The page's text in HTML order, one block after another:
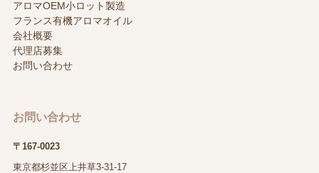
アロマOEM小ロット製造
フランス有機アロマオイル
会社概要
代理店募集
お問い合わせ
お問い合わせ
〒167-0023
東京都杉並区上井草3-31-17